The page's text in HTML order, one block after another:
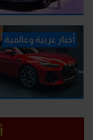
أخبار عربية وعالمية